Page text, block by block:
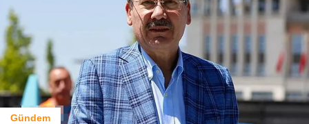
Gündem